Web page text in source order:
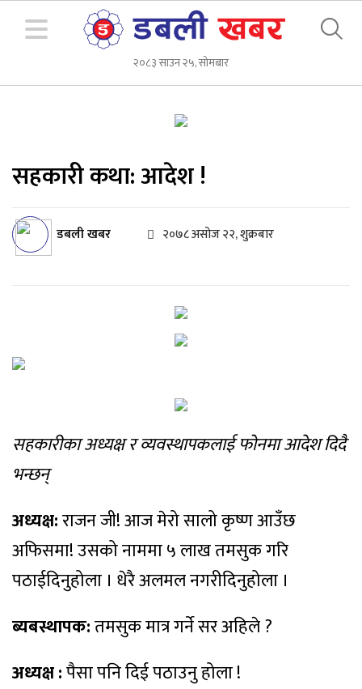
२०८३ साउन २५, सोमबार
सहकारी कथा: आदेश !
डबली खबर २०७८ असोज २२, शुक्रबार
सहकारीका अध्यक्ष र व्यवस्थापकलाई फोनमा आदेश दिदै
भन्छन्
अध्यक्ष:राजन जी! आज मेरो सालो कृष्ण आउँछ
अफिसमा! उसको नाममा ५ लाख तमसुक गरि
पठाईदिनुहोला । धेरै अलमल नगरीदिनुहोला ।
ब्यबस्थापक:तमसुक मात्र गर्ने सर अहिले ?
अध्यक्ष :पैसा पनि दिई पठाउनु होला !